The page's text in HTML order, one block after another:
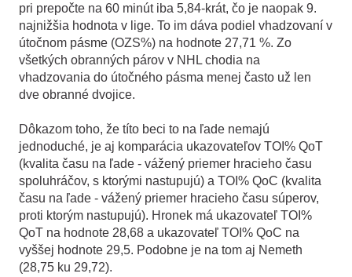
pri prepočte na 60 minút iba 5,84-krát, čo je naopak 9.
najnižšia hodnota v lige. To im dáva podiel vhadzovaní v
útočnom pásme (OZS%) na hodnote 27,71 %. Zo
všetkých obranných párov v NHL chodia na
vhadzovania do útočného pásma menej často už len
dve obranné dvojice.
Dôkazom toho, že títo beci to na ľade nemajú
jednoduché, je aj komparácia ukazovateľov TOI% QoT
(kvalita času na ľade - vážený priemer hracieho času
spoluhráčov, s ktorými nastupujú) a TOI% QoC (kvalita
času na ľade - vážený priemer hracieho času súperov,
proti ktorým nastupujú). Hronek má ukazovateľ TOI%
QoT na hodnote 28,68 a ukazovateľ TOI% QoC na
vyššej hodnote 29,5. Podobne je na tom aj Nemeth
(28,75 ku 29,72).